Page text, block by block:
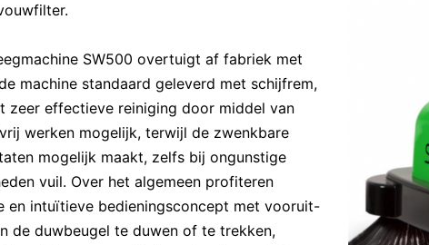
SW500 overtuigt af fabriek met
machine standaard geleverd met schijfrem,
zeer effectieve reiniging door middel van
werken mogelijk, terwijl de zwenkbare
mogelijk maakt, zelfs bij ongunstige
vuil. Over het algemeen profiteren
en intuïtieve bedieningsconcept met vooruit-
de duwbeugel te duwen of te trekken,